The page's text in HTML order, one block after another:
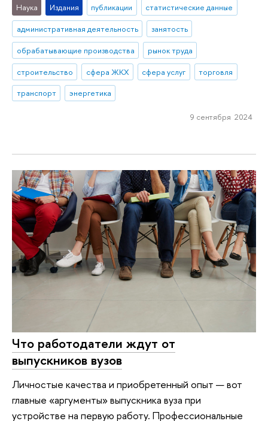
Наука Издания публикации
статистические данные
административная деятельность
занятость
обрабатывающие производства
рынок труда
строительство
сфера ЖКХ сфера услуг
торговля
транспорт
энергетика
9 сентября 2024
Что работодатели ждут от
выпускников вузов
Личностые качества и приобретенный опыт — вот
главные «аргументы» выпускника вуза при
устройстве на первую работу. Профессиональные